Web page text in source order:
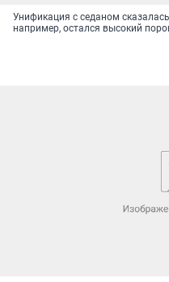
Унификация с седаном
например, остался высокий